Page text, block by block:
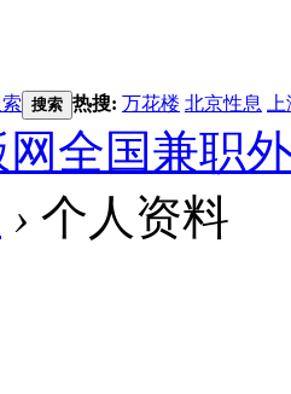
搜索 热搜: 万花楼 北京性息
全国兼职
› 个人资料